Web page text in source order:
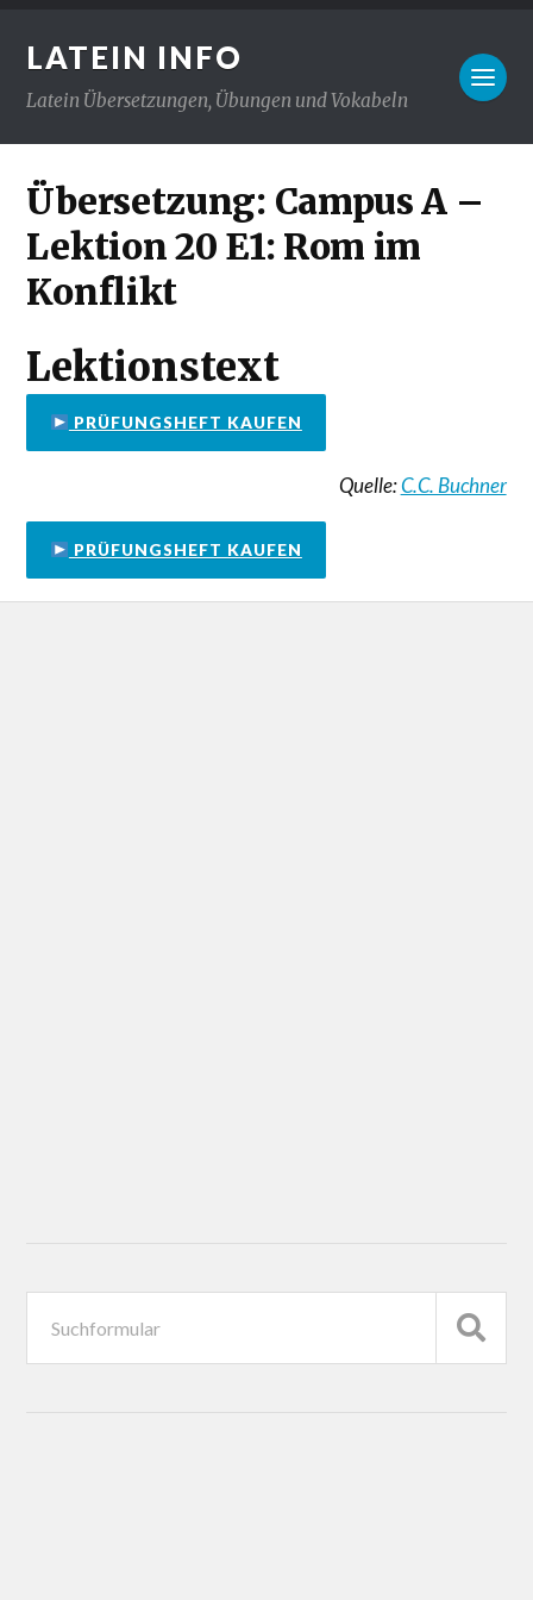
LATEIN INFO
Latein Übersetzungen, Übungen und Vokabeln
Übersetzung: Campus A –
Lektion 20 E1: Rom im
Konflikt
Lektionstext
PRÜFUNGSHEFT KAUFEN
Quelle:C.C. Buchner
PRÜFUNGSHEFT KAUFEN